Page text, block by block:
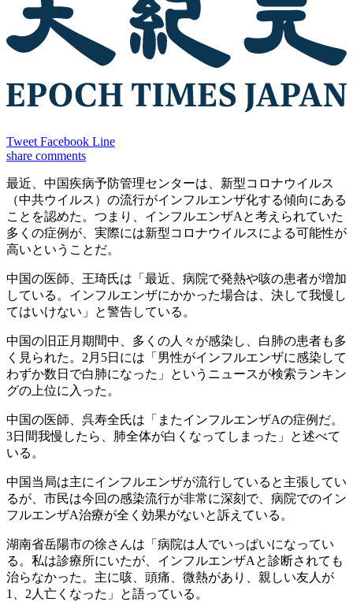
Tweet Facebook Line
share comments
最近、中国疾病予防管理センターは、新型コロナウイルス
（中共ウイルス）の流行がインフルエンザ化する傾向にある
ことを認めた。つまり、インフルエンザAと考えられていた
多くの症例が、実際には新型コロナウイルスによる可能性が
高いということだ。
中国の医師、王琦氏は「最近、病院で発熱や咳の患者が増加
している。インフルエンザにかかった場合は、決して我慢し
てはいけない」と警告している。
中国の旧正月期間中、多くの人々が感染し、白肺の患者も多
く見られた。2月5日には「男性がインフルエンザに感染して
わずか数日で白肺になった」というニュースが検索ランキン
グの上位に入った。
中国の医師、呉寿全氏は「またインフルエンザAの症例だ。
3日間我慢したら、肺全体が白くなってしまった」と述べて
いる。
中国当局は主にインフルエンザが流行していると主張してい
るが、市民は今回の感染流行が非常に深刻で、病院でのイン
フルエンザA治療が全く効果がないと訴えている。
湖南省岳陽市の徐さんは「病院は人でいっぱいになってい
る。私は診療所にいたが、インフルエンザAと診断されても
治らなかった。主に咳、頭痛、微熱があり、親しい友人が
1、2人亡くなった」と語っている。